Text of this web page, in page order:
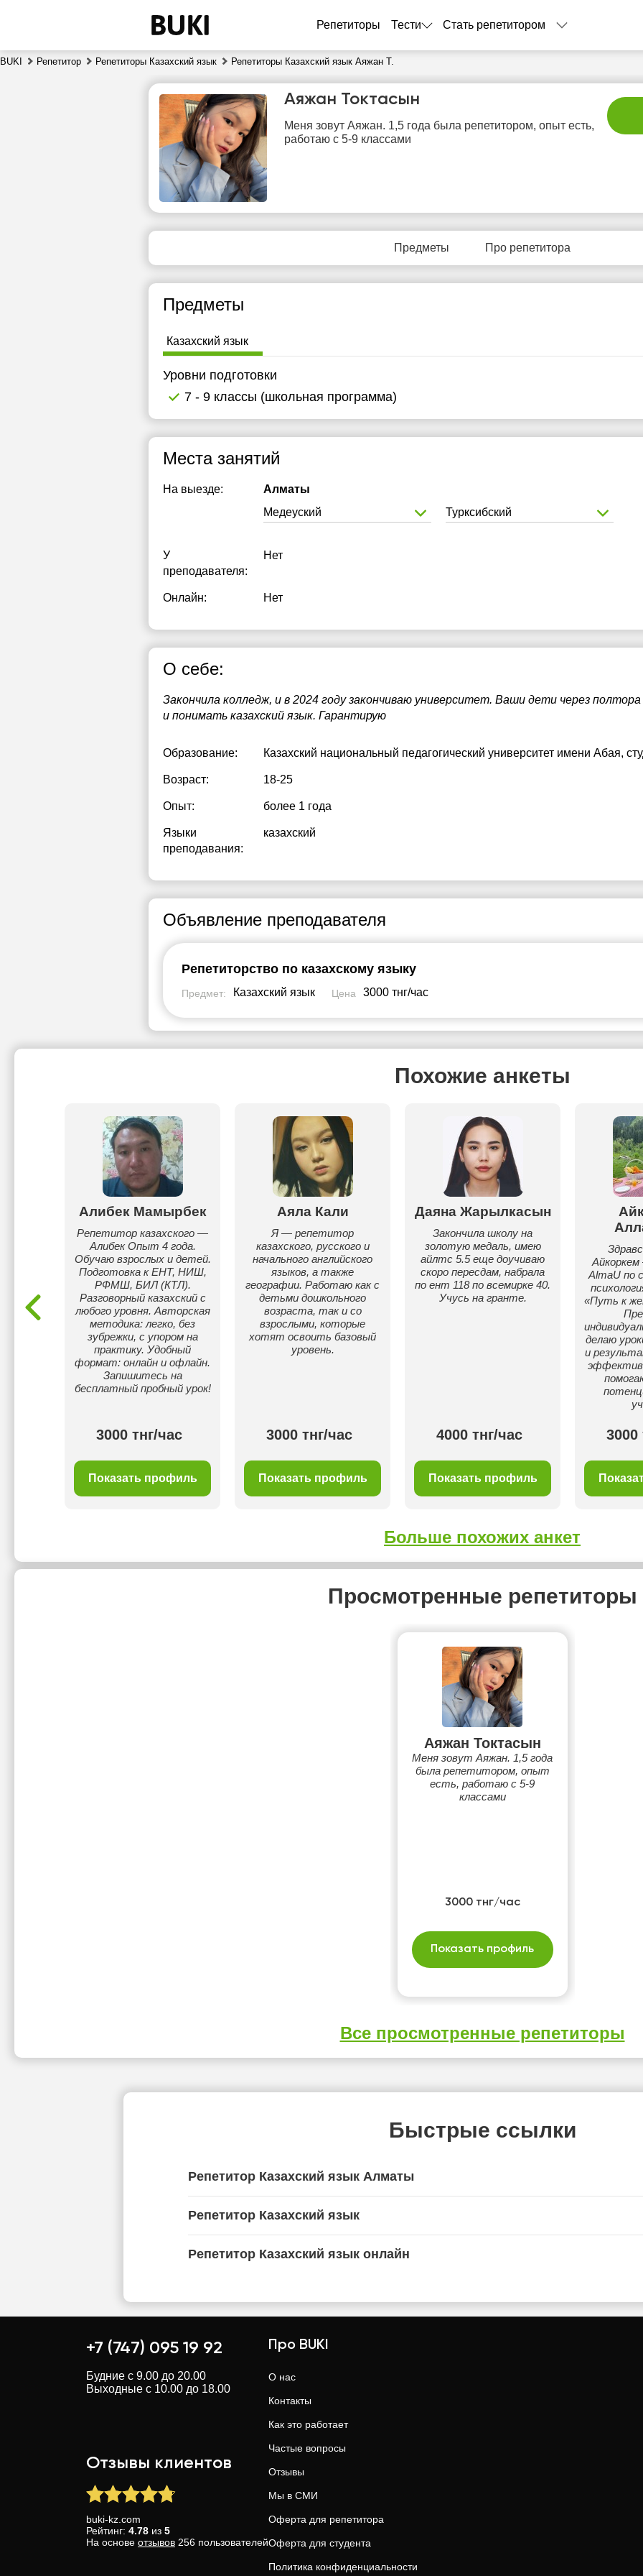
Репетиторы Тести Стать репетитором
BUKI Репетитор Репетиторы Казахский язык Репетиторы Казахский язык Аяжан Т.
Аяжан Токтасын
Меня зовут Аяжан. 1,5 года была репетитором, опыт есть,
работаю с 5-9 классами
Предметы Про репетитора
Предметы
Казахский язык
Уровни подготовки
7 - 9 классы (школьная программа)
Места занятий
На выезде:
Алматы
Медеуский
Турксибский
У
преподавателя:
Нет
Онлайн: Нет
О себе:
Закончила колледж, и в 2024 году закончиваю университет. Ваши дети через
и понимать казахский язык. Гарантирую
Образование: Казахский национальный педагогический университет имени Абая,
Возраст: 18-25
Опыт: более 1 года
Языки
преподавания:
казахский
Объявление преподавателя
Репетиторство по казахскому языку
Предмет: Казахский язык Цена 3000 тнг/час
Похожие анкеты
Алибек Мамырбек
Репетитор казахского —
Алибек Опыт 4 года.
Обучаю взрослых и детей.
Подготовка к ЕНТ, НИШ,
РФМШ, БИЛ (КТЛ).
Разговорный казахский с
любого уровня. Авторская
методика: легко, без
зубрежки, с упором на
практику. Удобный
формат: онлайн и офлайн.
Запишитесь на
бесплатный пробный урок!
3000 тнг/час
Показать профиль
Аяла Кали
Я — репетитор
казахского, русского и
начального английского
языков, а также
географии. Работаю как с
детьми дошкольного
возраста, так и со
взрослыми, которые
хотят освоить базовый
уровень.
3000 тнг/час
Показать профиль
Даяна Жарылкасын
Закончила школу на
золотую медаль, имею
айлтс 5.5 еще доучиваю
скоро пересдам, набрала
по ент 118 по всемирке 40.
Учусь на гранте.
4000 тнг/час
Показать профиль
AlmaU по
«Путь к
делаю
и
3000
Больше похожих анкет
Просмотренные репетиторы
Аяжан Токтасын
Меня зовут Аяжан. 1,5 года
была репетитором, опыт
есть, работаю с 5-9
классами
3000 тнг/час
Показать профиль
Все просмотренные репетиторы
Быстрые ссылки
Репетитор Казахский язык Алматы
Репетитор Казахский язык
Репетитор Казахский язык онлайн
чт
6
7
8
9
10
11
свободных
свободных
Нет
свободных
Нет
свободных
Нет
свободных
+7 (747) 095 19 92
Будние с 9.00 до 20.00
Выходные с 10.00 до 18.00
Отзывы клиентов
buki-kz.com
Рейтинг: 4.78 из 5
На основе отзывов 256 пользователей
Про BUKI
О нас
Контакты
Как это работает
Частые вопросы
Отзывы
Мы в СМИ
Оферта для репетитора
Оферта для студента
Политика конфиденциальности